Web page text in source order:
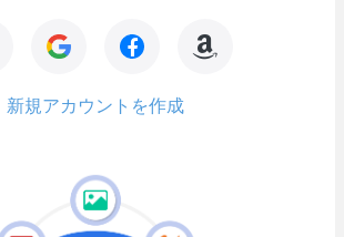
新規アカウントを作成